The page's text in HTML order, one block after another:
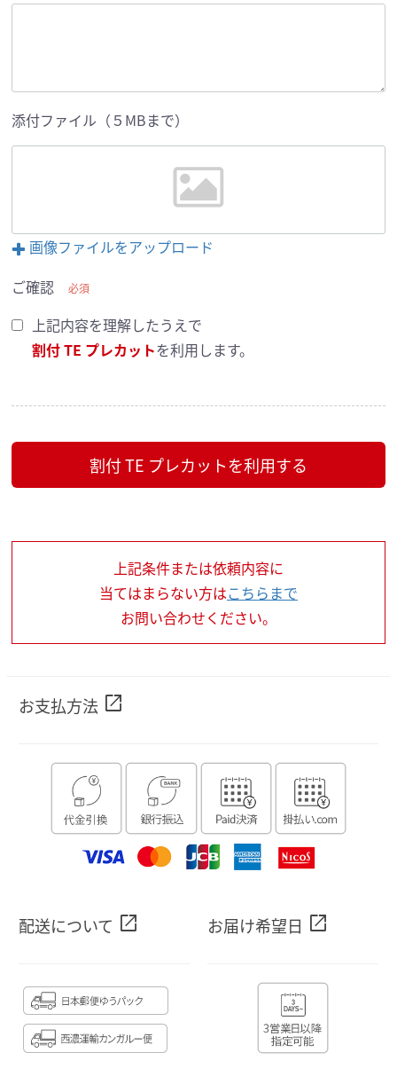
添付ファイル（５MBまで）
画像ファイルをアップロード
ご確認
必須
上記内容を理解したうえで
割付 TE プレカットを利用します。
割付 TE プレカットを利用する
上記条件または依頼内容に
当てはまらない方はこちらまで
お問い合わせください。
お支払方法 open_in_new
配送について open_in_new お届け希望日 open_in_new